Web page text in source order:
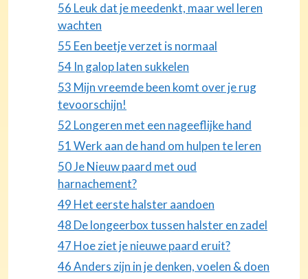
56 Leuk dat je meedenkt, maar wel leren
wachten
55 Een beetje verzet is normaal
54 In galop laten sukkelen
53 Mijn vreemde been komt over je rug
tevoorschijn!
52 Longeren met een nageeflijke hand
51 Werk aan de hand om hulpen te leren
50 Je Nieuw paard met oud
harnachement?
49 Het eerste halster aandoen
48 De longeerbox tussen halster en zadel
47 Hoe ziet je nieuwe paard eruit?
46 Anders zijn in je denken, voelen & doen